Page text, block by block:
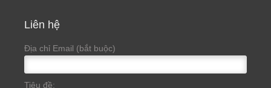
Liên hệ
Địa chỉ Email (bắt buộc)
Tiêu đề: